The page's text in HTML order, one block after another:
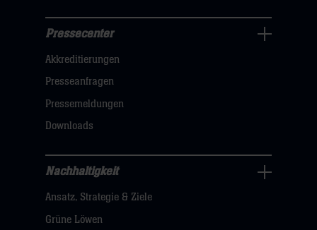
Navigation
öffnen,
dann
klicken
hier
Pressecenter
Akkreditierungen
Presseanfragen
Pressemeldungen
Downloads
Nachhaltigkeit
Navigation
öffnen,
Nachhaltigkeit
Ansatz, Strategie & Ziele
Grüne Löwen